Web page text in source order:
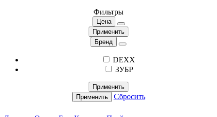
Фильтры
Цена
Применить
Бренд
DEXX
ЗУБР
Применить
Применить
Сбросить